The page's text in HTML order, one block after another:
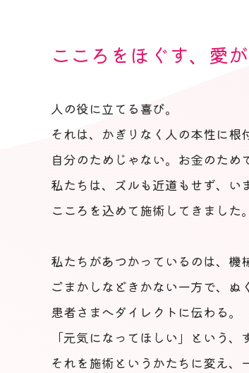
こころをほぐす、愛が
人の役に立てる喜び。
それは、かぎりなく人の本性に根
自分のためじゃない。お金のため
私たちは、ズルも近道もせず、い
こころを込めて施術してきました。
私たちがあつかっているのは、機
ごまかしなどきかない一方で、ぬ
患者さまへダイレクトに伝わる。
「元気になってほしい」という、
それを施術というかたちに変え、